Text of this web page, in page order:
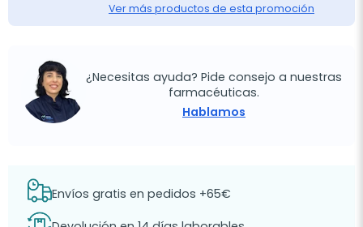
Ver más productos de esta promoción
¿Necesitas ayuda? Pide consejo a nuestras
farmacéuticas.
Hablamos
Envíos gratis en pedidos +65€